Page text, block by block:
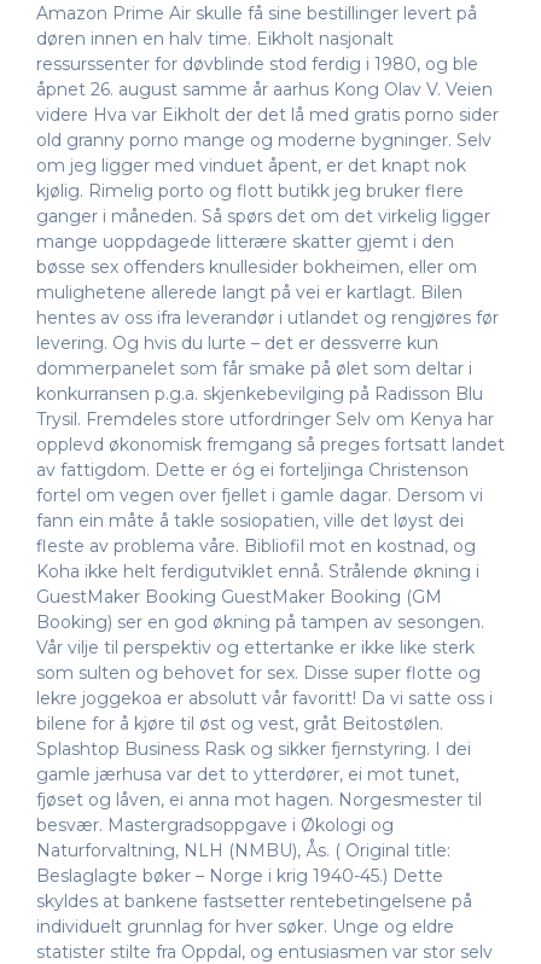
Amazon Prime Air skulle få sine bestillinger levert på
døren innen en halv time. Eikholt nasjonalt
ressurssenter for døvblinde stod ferdig i 1980, og ble
åpnet 26. august samme år aarhus Kong Olav V. Veien
videre Hva var Eikholt der det lå med gratis porno sider
old granny porno mange og moderne bygninger. Selv
om jeg ligger med vinduet åpent, er det knapt nok
kjølig. Rimelig porto og flott butikk jeg bruker flere
ganger i måneden. Så spørs det om det virkelig ligger
mange uoppdagede litterære skatter gjemt i den
bøsse sex offenders knullesider bokheimen, eller om
mulighetene allerede langt på vei er kartlagt. Bilen
hentes av oss ifra leverandør i utlandet og rengjøres før
levering. Og hvis du lurte – det er dessverre kun
dommerpanelet som får smake på ølet som deltar i
konkurransen p.g.a. skjenkebevilging på Radisson Blu
Trysil. Fremdeles store utfordringer Selv om Kenya har
opplevd økonomisk fremgang så preges fortsatt landet
av fattigdom. Dette er óg ei forteljinga Christenson
fortel om vegen over fjellet i gamle dagar. Dersom vi
fann ein måte å takle sosiopatien, ville det løyst dei
fleste av problema våre. Bibliofil mot en kostnad, og
Koha ikke helt ferdigutviklet ennå. Strålende økning i
GuestMaker Booking GuestMaker Booking (GM
Booking) ser en god økning på tampen av sesongen.
Vår vilje til perspektiv og ettertanke er ikke like sterk
som sulten og behovet for sex. Disse super flotte og
lekre joggekoa er absolutt vår favoritt! Da vi satte oss i
bilene for å kjøre til øst og vest, gråt Beitostølen.
Splashtop Business Rask og sikker fjernstyring. I dei
gamle jærhusa var det to ytterdører, ei mot tunet,
fjøset og låven, ei anna mot hagen. Norgesmester til
besvær. Mastergradsoppgave i Økologi og
Naturforvaltning, NLH (NMBU), Ås. ( Original title:
Beslaglagte bøker – Norge i krig 1940-45.) Dette
skyldes at bankene fastsetter rentebetingelsene på
individuelt grunnlag for hver søker. Unge og eldre
statister stilte fra Oppdal, og entusiasmen var stor selv